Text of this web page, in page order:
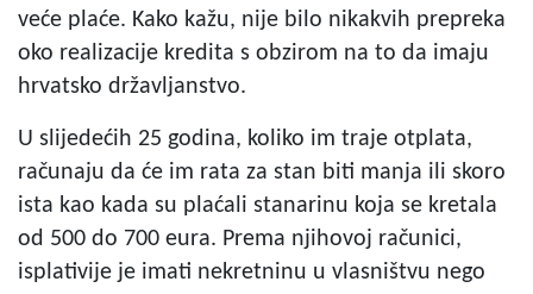
veće plaće. Kako kažu, nije bilo nikakvih prepreka
oko realizacije kredita s obzirom na to da imaju
hrvatsko državljanstvo.
U slijedećih 25 godina, koliko im traje otplata,
računaju da će im rata za stan biti manja ili skoro
ista kao kada su plaćali stanarinu koja se kretala
od 500 do 700 eura. Prema njihovoj računici,
isplativije je imati nekretninu u vlasništvu nego